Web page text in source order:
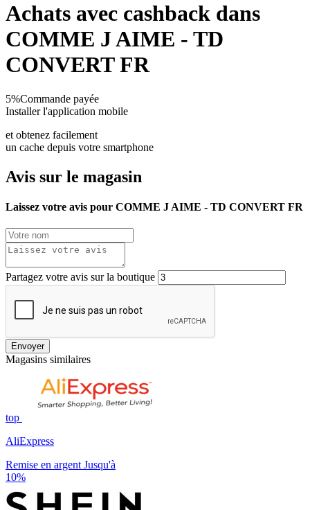
Achats avec cashback dans
COMME J AIME - TD
CONVERT FR
5%Commande payée
Installer l'application mobile
et obtenez facilement
un cache depuis votre smartphone
Avis sur le magasin
Laissez votre avis pour COMME J AIME - TD CONVERT FR
Partagez votre avis sur la boutique
Envoyer
Magasins similaires
top
AliExpress
Remise en argent Jusqu'à
10%